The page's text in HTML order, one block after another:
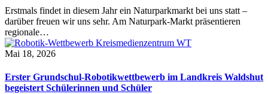
Erstmals findet in diesem Jahr ein Naturparkmarkt bei uns statt –
darüber freuen wir uns sehr. Am Naturpark-Markt präsentieren
regionale…
Mai 18, 2026
Erster Grundschul-Robotikwettbewerb im Landkreis Waldshut
begeistert Schülerinnen und Schüler